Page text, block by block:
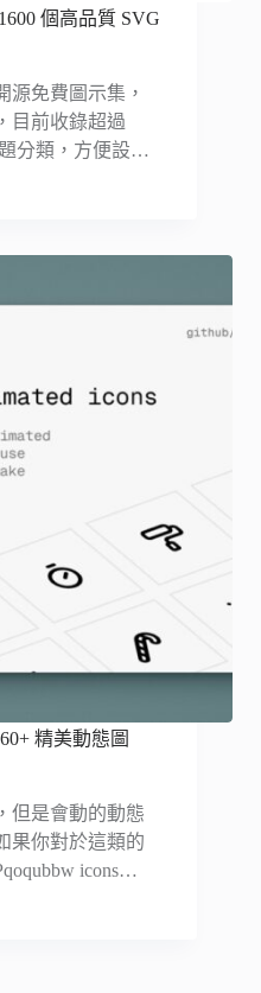
個高品質 SVG
源免費圖示集，
目前收錄超過
分類，方便設…
精美動態圖
但是會動的動態
果你對於這類的
icons…